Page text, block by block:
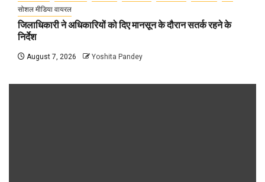
सोशल मीडिया वायरल
जिलाधिकारी ने अधिकारियों को दिए मानसून के दौरान सतर्क रहने के
निर्देश
August 7, 2026 Yoshita Pandey